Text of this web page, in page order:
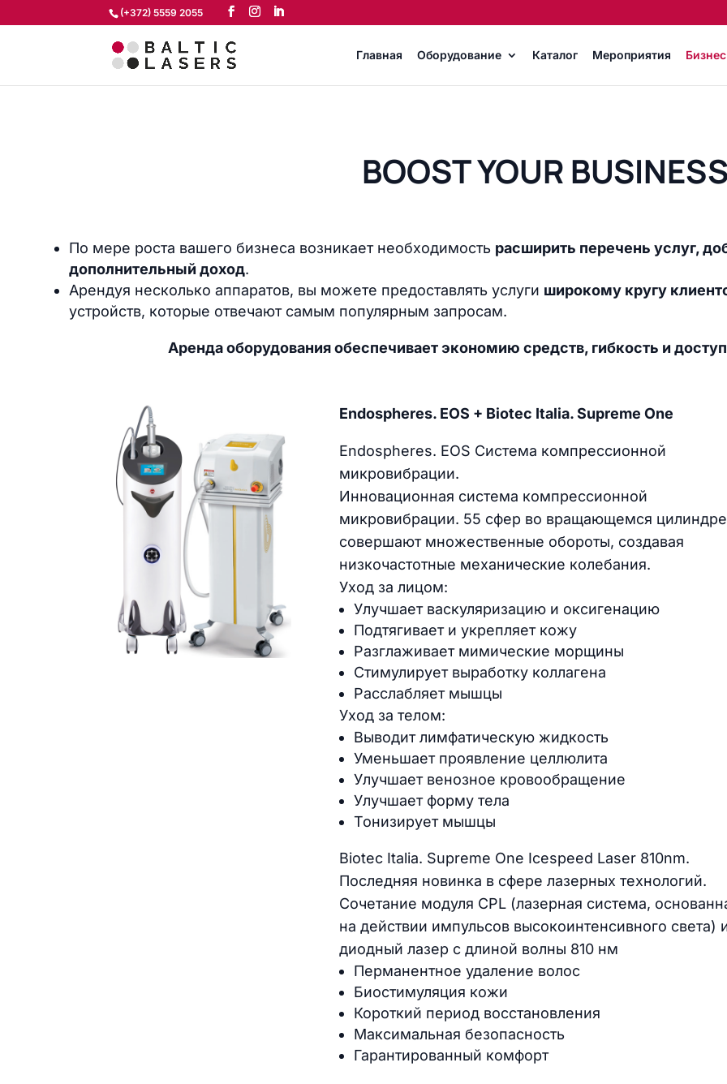
(+372) 5559 2055
Главная Оборудование Каталог Мероприятия
BOOST YOUR
По мере роста вашего бизнеса возникает необходимость расширить перечень услуг,
дополнительный доход.
Арендуя несколько аппаратов, вы можете предоставлять услуги широкому кругу
устройств, которые отвечают самым популярным запросам.
Аренда оборудования обеспечивает экономию средств, гибкость и
Endospheres. EOS + Biotec Italia. Supreme One
Endospheres. EOS Система компрессионной
микровибрации.
Инновационная система компрессионной
микровибрации. 55 сфер во вращающемся цилиндре
совершают множественные обороты, создавая
низкочастотные механические колебания.
Уход за лицом:
Улучшает васкуляризацию и оксигенацию
Подтягивает и укрепляет кожу
Разглаживает мимические морщины
Стимулирует выработку коллагена
Расслабляет мышцы
Уход за телом:
Выводит лимфатическую жидкость
Уменьшает проявление целлюлита
Улучшает венозное кровообращение
Улучшает форму тела
Тонизирует мышцы
Biotec Italia. Supreme One Icespeed Laser 810nm.
Последняя новинка в сфере лазерных технологий.
Сочетание модуля CPL (лазерная система,
на действии импульсов высокоинтенсивного света)
диодный лазер с длиной волны 810 нм
Перманентное удаление волос
Биостимуляция кожи
Короткий период восстановления
Максимальная безопасность
Гарантированный комфорт